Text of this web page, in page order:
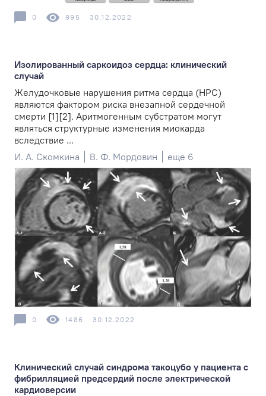
0 995 30.12.2022
Изолированный саркоидоз сердца: клинический
случай
Желудочковые нарушения ритма сердца (НРС)
являются фактором риска внезапной сердечной
смерти [1][2]. Аритмогенным субстратом могут
являться структурные изменения миокарда
вследствие ...
И. А. Скомкина
В. Ф. Мордовин еще 6
0 1486 30.12.2022
Клинический случай синдрома такоцубо у пациента с
фибрилляцией предсердий после электрической
кардиоверсии